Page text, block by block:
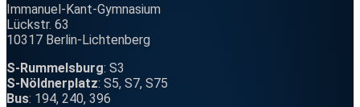
Immanuel-Kant-Gymnasium
Lückstr. 63
10317 Berlin-Lichtenberg
S-Rummelsburg: S3
S-Nöldnerplatz: S5, S7, S75
Bus: 194, 240, 396